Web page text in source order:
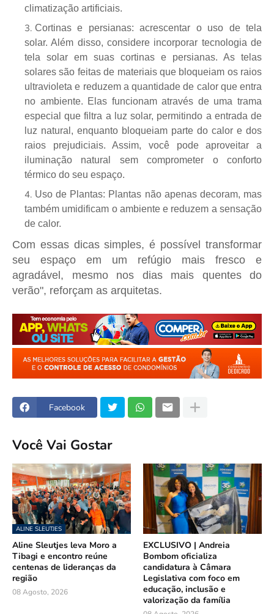
climatização artificiais.
Cortinas e persianas: acrescentar o uso de tela
solar. Além disso, considere incorporar tecnologia de
tela solar em suas cortinas e persianas. As telas
solares são feitas de materiais que bloqueiam os raios
ultravioleta e reduzem a quantidade de calor que entra
no ambiente. Elas funcionam através de uma trama
especial que filtra a luz solar, permitindo a entrada de
luz natural, enquanto bloqueiam parte do calor e dos
raios prejudiciais. Assim, você pode aproveitar a
iluminação natural sem comprometer o conforto
térmico do seu espaço.
Uso de Plantas: Plantas não apenas decoram, mas
também umidificam o ambiente e reduzem a sensação
de calor.
Com essas dicas simples, é possível transformar
seu espaço em um refúgio mais fresco e
agradável, mesmo nos dias mais quentes do
verão", reforçam as arquitetas.
Facebook
Você Vai Gostar
ALINE SLEUTJES
Aline Sleutjes leva Moro a
Tibagi e encontro reúne
centenas de lideranças da
região
08 Agosto, 2026
EXCLUSIVO | Andreia
Bombom oficializa
candidatura à Câmara
Legislativa com foco em
educação, inclusão e
valorização da família